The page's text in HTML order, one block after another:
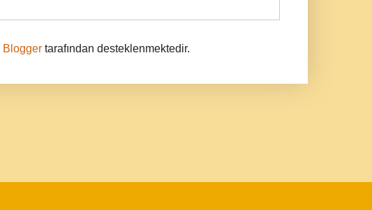
Blogger tarafından desteklenmektedir.